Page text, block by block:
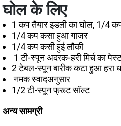
घोल के लिए
1 कप तैयार इडली का घोल, 1/4 कप
1/4 कप कसा हुआ गाजर
1/4 कप कसी हुई लौकी
1 टी-स्पून अदरक-हरी मिर्च का पेस्ट
2 टेबल-स्पून बारीक कटा हुआ हरा
नमक स्वादअनुसार
1/2 टी-स्पून फ्रूट सॉल्ट
अन्य सामग्री